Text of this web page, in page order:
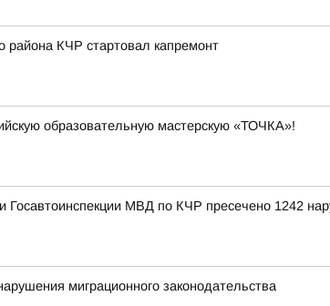
района КЧР стартовал капремонт
образовательную мастерскую «ТОЧКА»!
Госавтоинспекции МВД по КЧР пресечено 1242
миграционного законодательства